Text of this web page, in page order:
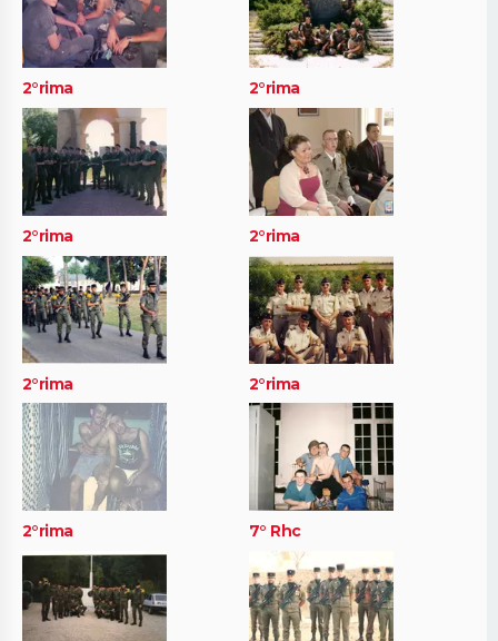
2°rima 2°rima
2°rima 2°rima
2°rima 2°rima
2°rima 7° Rhc